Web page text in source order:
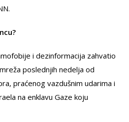
i dezinformacija zahvatio
poslednjih nedelja od
praćenog vazdušnim udarima i
na enklavu Gaze koju